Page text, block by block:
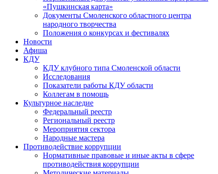
«Пушкинская карта»
Документы Смоленского областного центра
народного творчества
Положения о конкурсах и фестивалях
Новости
Афиша
КДУ
КДУ клубного типа Смоленской области
Исследования
Показатели работы КДУ области
Коллегам в помощь
Культурное наследие
Федеральный реестр
Региональный реестр
Мероприятия сектора
Народные мастера
Противодействие коррупции
Нормативные правовые и иные акты в сфере
противодействия коррупции